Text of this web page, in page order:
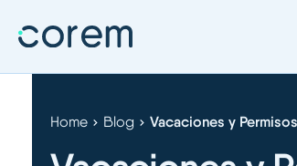
Home Blog Vacaciones y Permisos